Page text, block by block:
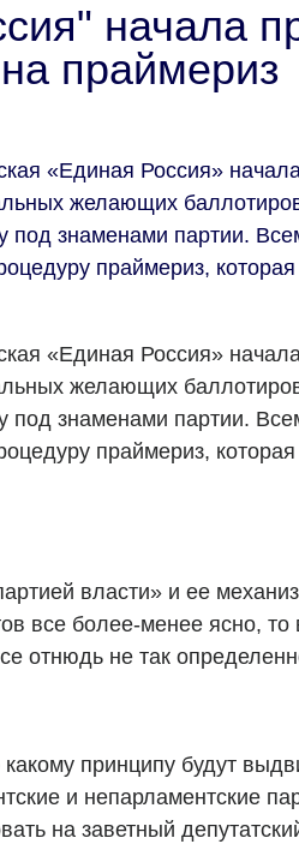
начала
праймериз
«Единая Россия»
желающих
под знаменами партии.
праймериз,
«Единая Россия»
желающих
под знаменами партии.
праймериз,
власти» и ее
все более-менее ясно, то
отнюдь не так
какому принципу будут
и непарламентские
на заветный